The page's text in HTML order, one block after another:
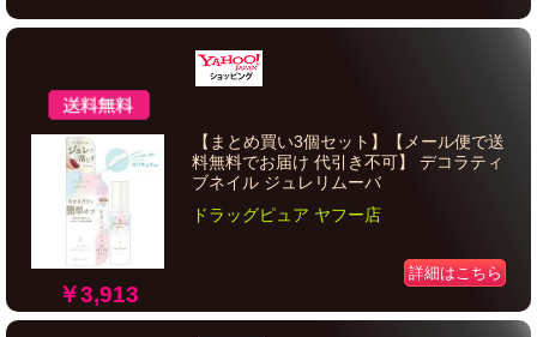
￥3,913
【まとめ買い3個セット】【メール便で送
料無料でお届け 代引き不可】 デコラティ
ブネイル ジュレリムーバ
ドラッグピュア ヤフー店
詳細はこちら